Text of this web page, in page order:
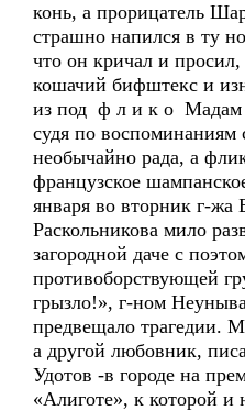
конь, а прорицатель
страшно напился в ту
что он кричал и
кошачий бифштекс и
из под ф л и к о Мадам
судя по воспоминаниям
необычайно рада, а
французское
января во вторник г-жа
Раскольникова мило
загородной даче с
противоборствующей
грызло!», г-ном
предвещало трагедии.
а другой любовник,
Удотов -в городе на
«Алиготе», к которой и